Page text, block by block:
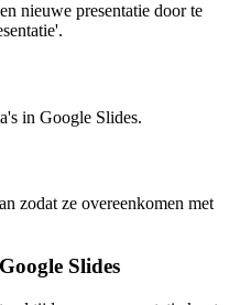
nieuwe presentatie door te
in Google Slides.
zodat ze overeenkomen met
Slides